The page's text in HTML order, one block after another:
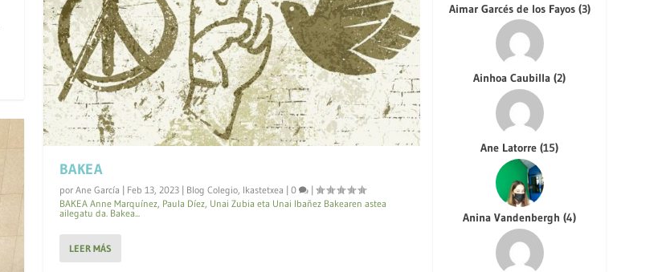
BAKEA
por Ane García | Feb 13, 2023| Blog Colegio, Ikastetxea | 0
|
BAKEA Anne Marquínez, Paula Díez, Unai Zubia eta Unai Ibañez Bakearen astea
ailegatu da. Bakea...
LEER MÁS
Aimar Garcés de los Fayos (3)
Ainhoa Caubilla(2)
Ane Latorre(15)
Anina Vandenbergh(4)